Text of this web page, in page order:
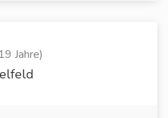
Jahre)